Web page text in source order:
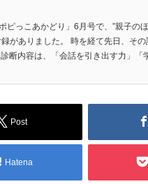
ピっこあかどり」6月号で、”親子の
録がありました。 時を経て先日、そ
断内容は、「会話を引き出す力」「
Post
Hatena